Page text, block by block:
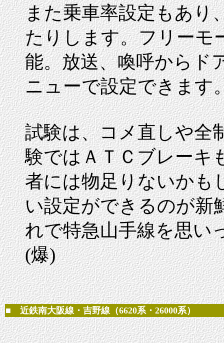
また乗車率設定もあり
たりします。フリーモ
能。放送、喚呼からド
ニューで設定できます
試験は、コメ直しや全
験ではＡＴＣブレーキ
者には物足りないかも
い設定ができるのが新
れで特急山手線を思い
(爆)
■ 近鉄南大阪線・吉野線（6620系・26000系）